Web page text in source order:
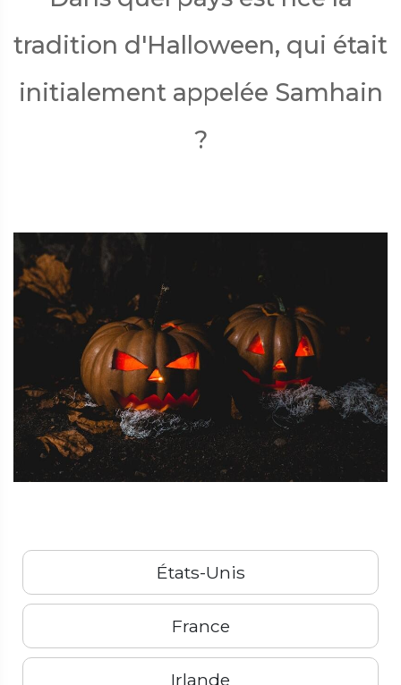
tradition d'Halloween, qui était
initialement appelée Samhain
?
États-Unis
France
Irlande